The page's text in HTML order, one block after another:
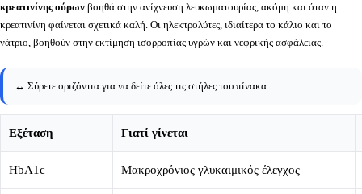
κρεατινίνης ούρων βοηθά στην ανίχνευση λευκωματουρίας, ακόμη και όταν η
κρεατινίνη φαίνεται σχετικά καλή. Οι ηλεκτρολύτες, ιδιαίτερα το κάλιο και το
νάτριο, βοηθούν στην εκτίμηση ισορροπίας υγρών και νεφρικής ασφάλειας.
↔️ Σύρετε οριζόντια για να δείτε όλες τις στήλες του πίνακα
Εξέταση Γιατί γίνεται
HbA1c Μακροχρόνιος γλυκαιμικός έλεγχος